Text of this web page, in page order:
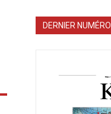
DERNIER NUMÉRO